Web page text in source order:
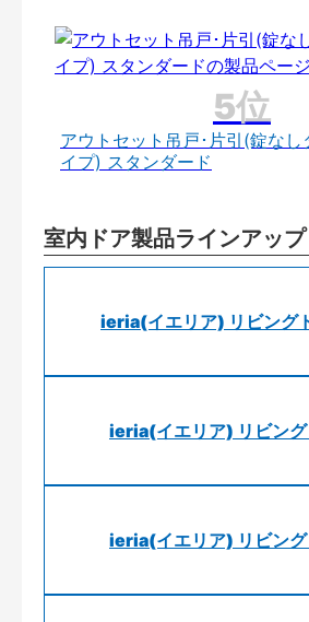
アウトセット吊戸･片引(錠なし
イプ) スタンダード
室内ドア製品ラインアップ
ieria(イエリア) リビング
ieria(イエリア) リビング
ieria(イエリア) リビング